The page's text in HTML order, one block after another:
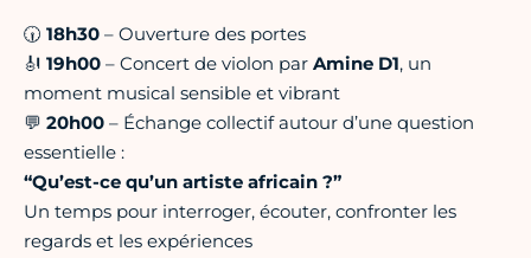
🕡 18h30 – Ouverture des portes
🎻 19h00 – Concert de violon par Amine D1, un
moment musical sensible et vibrant
💬 20h00 – Échange collectif autour d’une question
essentielle :
“Qu’est-ce qu’un artiste africain ?”
Un temps pour interroger, écouter, confronter les
regards et les expériences